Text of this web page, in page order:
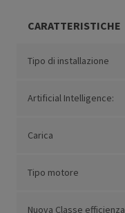
CARATTERISTICHE
Tipo di installazione
Artificial Intelligence:
Carica
Tipo motore
Nuova Classe efficienza